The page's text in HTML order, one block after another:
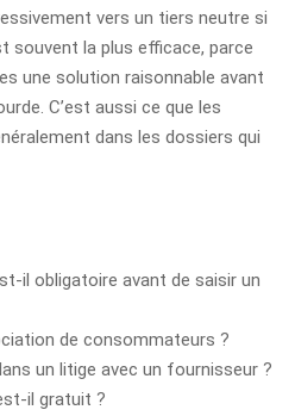
vers un tiers neutre si
souvent la plus efficace, parce
une solution raisonnable avant
C’est aussi ce que les
dans les dossiers qui
il obligatoire avant de saisir un
de consommateurs ?
un litige avec un fournisseur ?
il gratuit ?